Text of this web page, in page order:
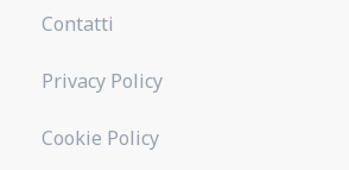
Contatti
Privacy Policy
Cookie Policy